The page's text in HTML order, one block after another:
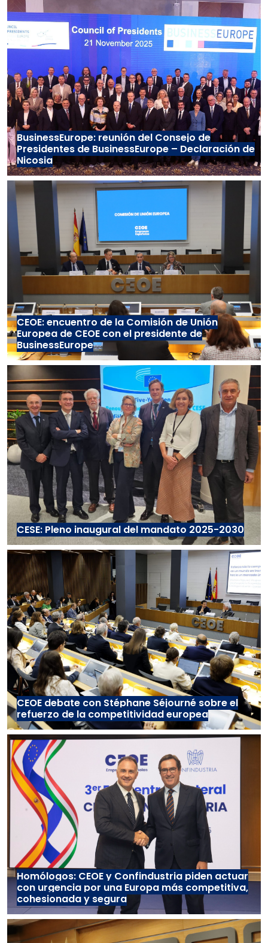
BusinessEurope: reunión del Consejo de
Presidentes de BusinessEurope – Declaración de
Nicosia
CEOE: encuentro de la Comisión de Unión
Europea de CEOE con el presidente de
BusinessEurope
CESE: Pleno inaugural del mandato 2025-2030
CEOE debate con Stéphane Séjourné sobre el
refuerzo de la competitividad europea
Homólogos: CEOE y Confindustria piden actuar
con urgencia por una Europa más competitiva,
cohesionada y segura